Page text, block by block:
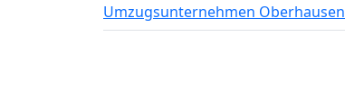
Umzugsunternehmen Oberhausen